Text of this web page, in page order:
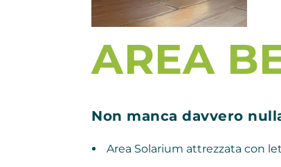
AREA
Non manca davvero
Area Solarium attrezzata con